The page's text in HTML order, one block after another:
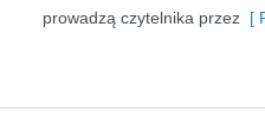
prowadzą czytelnika przez [